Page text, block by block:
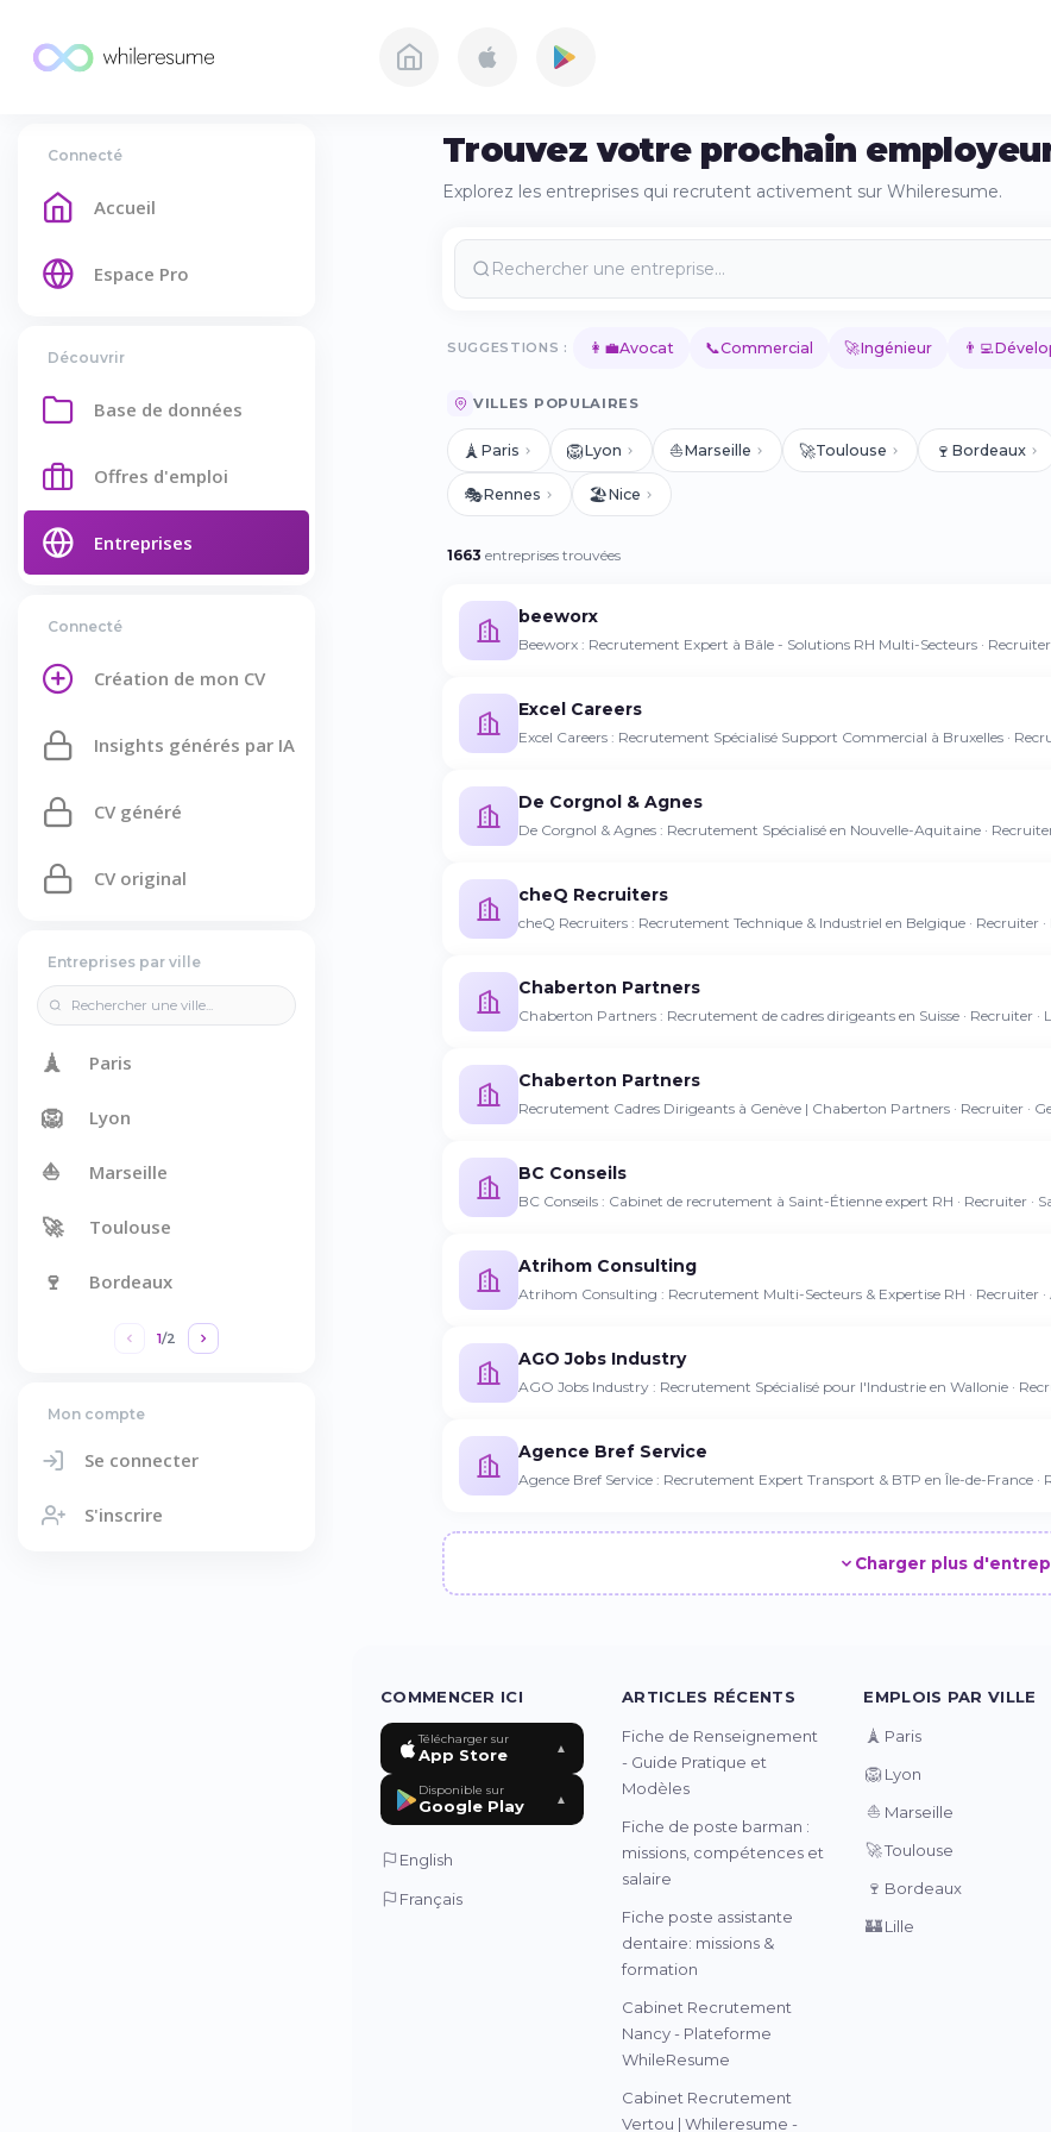
Connecté
Accueil
Espace Pro
Découvrir
Base de données
Offres d'emploi
Entreprises
Connecté
Création de mon CV
Insights générés par IA
CV généré
CV original
Entreprises par ville
🗼 Paris
🦁 Lyon
⛵ Marseille
🚀 Toulouse
🍷 Bordeaux
1/2
Mon compte
Se connecter
S'inscrire
Trouvez votre prochain
Explorez les entreprises qui recrutent activement sur Whileresume.
SUGGESTIONS : 👩‍💼Avocat 📞Commercial 🚀Ingénieur 👨‍💻
VILLES POPULAIRES
🗼 Paris 🦁Lyon ⛵Marseille 🚀Toulouse 🍷 Bordeaux
🎭Rennes 🏖️Nice
1663 entreprises trouvées
beeworx
Beeworx : Recrutement Expert à Bâle - Solutions RH Multi-Secteurs · Recruiter
Excel Careers
Excel Careers : Recrutement Spécialisé Support Commercial à Bruxelles ·
De Corgnol & Agnes
De Corgnol & Agnes : Recrutement Spécialisé en Nouvelle-Aquitaine ·
cheQ Recruiters
cheQ Recruiters : Recrutement Technique & Industriel en Belgique · Recruiter ·
Chaberton Partners
Chaberton Partners : Recrutement de cadres dirigeants en Suisse · Recruiter ·
Chaberton Partners
Recrutement Cadres Dirigeants à Genève | Chaberton Partners · Recruiter ·
BC Conseils
BC Conseils : Cabinet de recrutement à Saint-Étienne expert RH · Recruiter ·
Atrihom Consulting
Atrihom Consulting : Recrutement Multi-Secteurs & Expertise RH · Recruiter ·
AGO Jobs Industry
AGO Jobs Industry : Recrutement Spécialisé pour l'Industrie en Wallonie ·
Agence Bref Service
Agence Bref Service : Recrutement Expert Transport & BTP en Île-de-France ·
Charger plus
COMMENCER ICI
Télécharger sur
App Store ▲
Disponible sur
Google Play ▲
English
Français
ARTICLES RÉCENTS
Fiche de Renseignement
- Guide Pratique et
Modèles
Fiche de poste barman :
missions, compétences et
salaire
Fiche poste assistante
dentaire: missions &
formation
Cabinet Recrutement
Nancy - Plateforme
WhileResume
Cabinet Recrutement
Vertou | Whileresume -
EMPLOIS PAR VILLE
🗼 Paris
🦁 Lyon
⛵ Marseille
🚀Toulouse
🍷 Bordeaux
🏰Lille